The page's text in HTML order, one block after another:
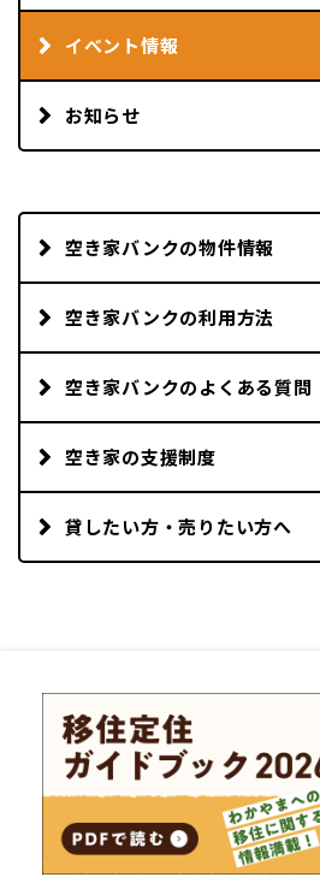
イベント情報
お知らせ
空き家バンクの物件情報
空き家バンクの利用方法
空き家バンクのよくある質問
空き家の支援制度
貸したい方・売りたい方へ